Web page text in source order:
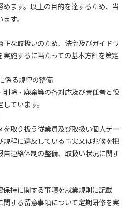
ます。以上の目的を達するため、当
す。
な取扱いのため、法令及びガイドラ
施するに当たっての基本方針を策定
係る規律の整備
除・廃棄等の各対応及び責任者と役
ています。
取り扱う従業員及び取扱い個人デー
規程に違反している事実又は兆候を把
連絡体制の整備、取扱い状況に関す
持に関する事項を就業規則に記載
関する留意事項について定期研修を実